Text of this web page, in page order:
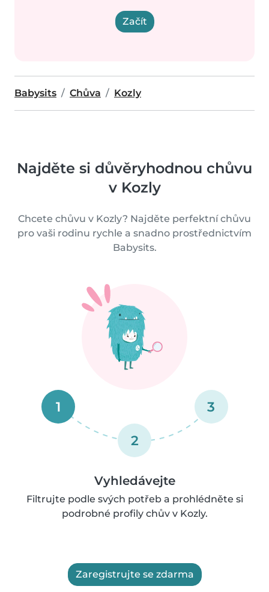
Začít
Babysits Chůva Kozly
Najděte si důvěryhodnou chůvu
v Kozly
Chcete chůvu v Kozly? Najděte perfektní chůvu
pro vaši rodinu rychle a snadno prostřednictvím
Babysits.
1
2
3
Vyhledávejte
Filtrujte podle svých potřeb a prohlédněte si
podrobné profily chův v Kozly.
Zaregistrujte se zdarma